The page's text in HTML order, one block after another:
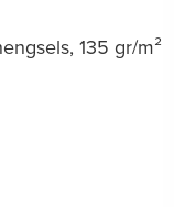
135 gr/m²